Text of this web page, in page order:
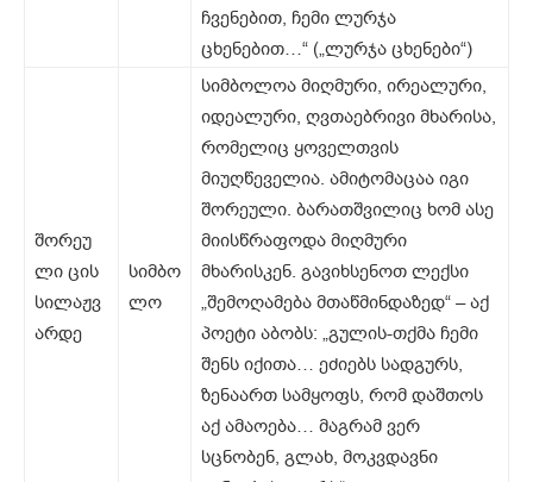
ჩვენებით, ჩემი ლურჯა
ცხენებით…“ („ლურჯა ცხენები“)
შორეუ
ლი ცის
სილაჟვ
არდე
სიმბო
ლო
სიმბოლოა მიღმური, ირეალური,
იდეალური, ღვთაებრივი მხარისა,
რომელიც ყოველთვის
მიუღწეველია. ამიტომაცაა იგი
შორეული. ბარათშვილიც ხომ ასე
მიისწრაფოდა მიღმური
მხარისკენ. გავიხსენოთ ლექსი
„შემოღამება მთაწმინდაზედ“ – აქ
პოეტი აბობს: „გულის-თქმა ჩემი
შენს იქითა… ეძიებს სადგურს,
ზენაართ სამყოფს, რომ დაშთოს
აქ ამაოება… მაგრამ ვერ
სცნობენ, გლახ, მოკვდავნი